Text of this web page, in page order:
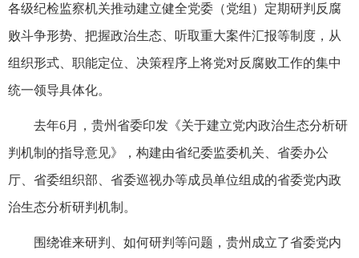
各级纪检监察机关推动建立健全党委（党组）定期研判反腐
败斗争形势、把握政治生态、听取重大案件汇报等制度，从
组织形式、职能定位、决策程序上将党对反腐败工作的集中
统一领导具体化。
去年6月，贵州省委印发《关于建立党内政治生态分析研
判机制的指导意见》，构建由省纪委监委机关、省委办公
厅、省委组织部、省委巡视办等成员单位组成的省委党内政
治生态分析研判机制。
围绕谁来研判、如何研判等问题，贵州成立了省委党内